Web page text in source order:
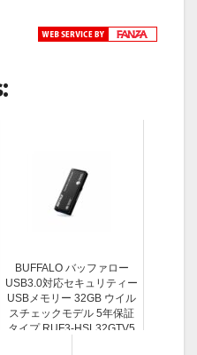
BUFFALO バッファロー
USB3.0対応セキュリティー
USBメモリー 32GB ウイル
スチェックモデル 5年保証
タイプ RUF3-HSL32GTV5